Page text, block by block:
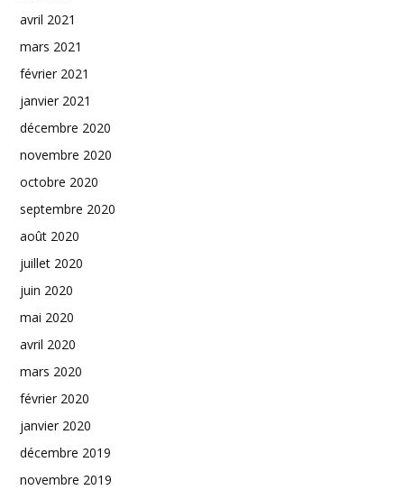
avril 2021
mars 2021
février 2021
janvier 2021
décembre 2020
novembre 2020
octobre 2020
septembre 2020
août 2020
juillet 2020
juin 2020
mai 2020
avril 2020
mars 2020
février 2020
janvier 2020
décembre 2019
novembre 2019